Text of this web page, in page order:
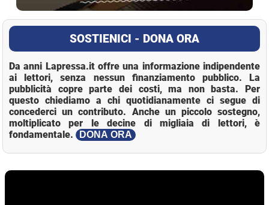
SOSTIENICI - DONA ORA
Da anni Lapressa.it offre una informazione indipendente
ai lettori, senza nessun finanziamento pubblico. La
pubblicità copre parte dei costi, ma non basta. Per
questo chiediamo a chi quotidianamente ci segue di
concederci un contributo. Anche un piccolo sostegno,
moltiplicato per le decine di migliaia di lettori, è
fondamentale.
DONA ORA